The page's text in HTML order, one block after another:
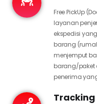
Free PickUp
layanan
ekspedisi
barang
menjemput
barang/paket
penerima
Tracking